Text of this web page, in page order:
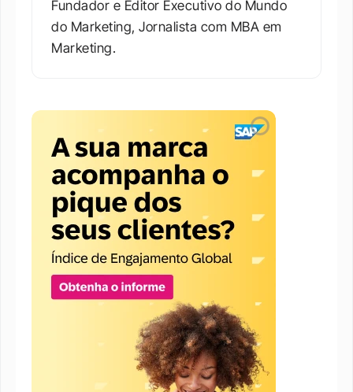
Fundador e Editor Executivo do Mundo
do Marketing, Jornalista com MBA em
Marketing.